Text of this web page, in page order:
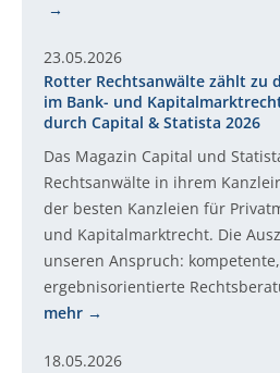
23.05.2026
Rotter Rechtsanwälte zählt zu
im Bank- und
durch Capital & Statista 2026
Das Magazin Capital und
Rechtsanwälte in ihrem
der besten Kanzleien für
und Kapitalmarktrecht. Die
unseren Anspruch:
ergebnisorientierte
mehr
18.05.2026